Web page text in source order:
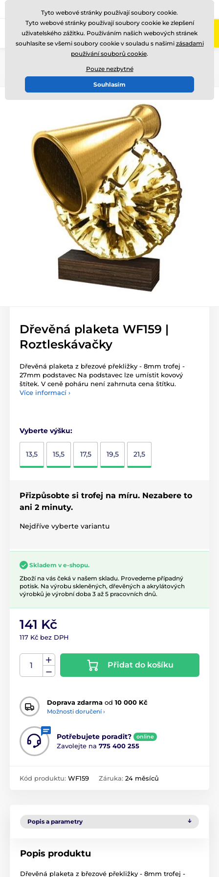
Zavolejte nám (Po-Pá 8-17)
Dřevěná plaketa WF159 |
Roztleskávačky
Dřevěná plaketa z březové překližky - 8mm trofej -
27mm podstavec Na podstavec lze umístit kovový
štítek. V ceně poháru není zahrnuta cena štítku.
Více informací ›
Vyberte výšku:
13,5 15,5 17,5 19,5 21,5
Přizpůsobte si trofej na míru. Nezabere to
ani 2 minuty.
Nejdříve vyberte variantu
Skladem v e-shopu.
Zboží na vás čeká v našem skladu. Provedeme případný
potisk. Na výrobu skleněných, dřevěných a akrylátových
výrobků je výrobní doba 3 až 5 pracovních dnů.
141 Kč
117 Kč bez DPH
Přidat do košíku
Doprava zdarma od 10 000 Kč
Možnosti doručení ›
Potřebujete poradit? online
Zavolejte na 775 400 255
Kód produktu: WF159 Záruka: 24 měsíců
Popis a parametry
Popis produktu
Dřevěná plaketa z březové překližky - 8mm trofej -
Tyto webové stránky používají soubory cookie.
Tyto webové stránky používají soubory cookie ke zlepšení
uživatelského zážitku. Používáním našich webových stránek
souhlasíte se všemi soubory cookie v souladu s našimi zásadami
používání souborů cookie.
Pouze nezbytné
Souhlasím